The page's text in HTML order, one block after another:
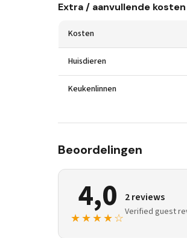
Extra / aanvullende kosten
Kosten
Huisdieren
Keukenlinnen
Beoordelingen
4,0
★★★★☆
2 reviews
Verified guest